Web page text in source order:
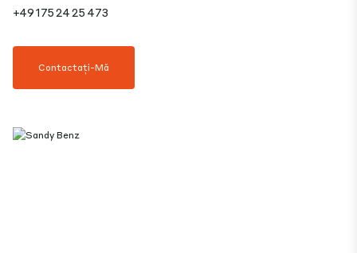
+49 175 24 25 473
Contactați-Mă